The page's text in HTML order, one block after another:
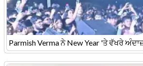
Parmish Verma ਨੇ New Year 'ਤੇ ਵੱਖਰੇ